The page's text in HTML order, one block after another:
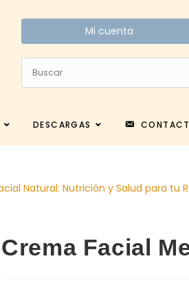
Mi cuenta
DESCARGAS
Natural: Nutrición y Salud para tu
Crema Facial